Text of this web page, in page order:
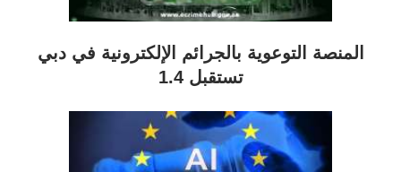
المنصة التوعوية بالجرائم الإلكترونية في دبي
تستقبل 1.4